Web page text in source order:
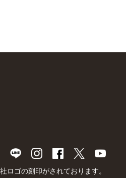
ロゴの刻印がされております。